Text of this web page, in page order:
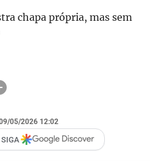
chapa própria, mas sem
05/2026 12:02
SIGA